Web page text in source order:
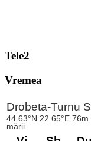
Tele2
Vremea